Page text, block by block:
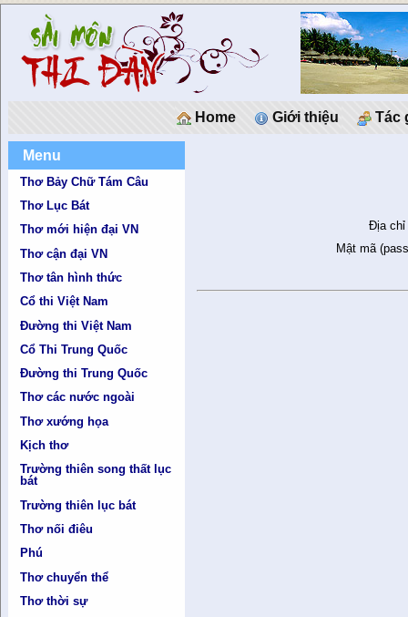
Home Giới thiệu Tác
Menu
Thơ Bảy Chữ Tám Câu
Thơ Lục Bát
Thơ mới hiện đại VN
Thơ cận đại VN
Thơ tân hình thức
Cổ thi Việt Nam
Đường thi Việt Nam
Cổ Thi Trung Quốc
Đường thi Trung Quốc
Thơ các nước ngoài
Thơ xướng họa
Kịch thơ
Trường thiên song thất lục
bát
Trường thiên lục bát
Thơ nối điêu
Phú
Thơ chuyển thể
Thơ thời sự
Địa chỉ
Mật mã